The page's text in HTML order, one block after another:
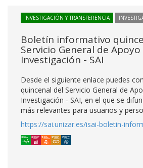
INVESTIGACIÓN Y TRANSFERENCIA
Boletín informativo
Servicio General de Apoyo
Investigación - SAI
Desde el siguiente enlace puedes
quincenal del Servicio General de
Investigación - SAI, en el que se
más relevantes para usuarios y
https://sai.unizar.es/isai-boletin-